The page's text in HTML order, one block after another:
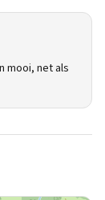
mooi, net als